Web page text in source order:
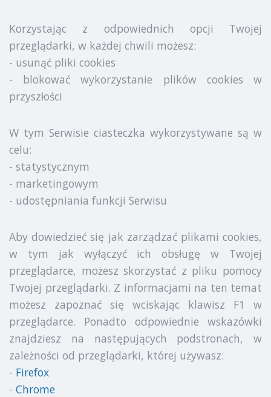
Korzystając z odpowiednich opcji Twojej
przeglądarki, w każdej chwili możesz:
- usunąć pliki cookies
- blokować wykorzystanie plików cookies w
przyszłości
W tym Serwisie ciasteczka wykorzystywane są w
celu:
- statystycznym
- marketingowym
- udostępniania funkcji Serwisu
Aby dowiedzieć się jak zarządzać plikami cookies,
w tym jak wyłączyć ich obsługę w Twojej
przeglądarce, możesz skorzystać z pliku pomocy
Twojej przeglądarki. Z informacjami na ten temat
możesz zapoznać się wciskając klawisz F1 w
przeglądarce. Ponadto odpowiednie wskazówki
znajdziesz na następujących podstronach, w
zależności od przeglądarki, której używasz:
- Firefox
- Chrome